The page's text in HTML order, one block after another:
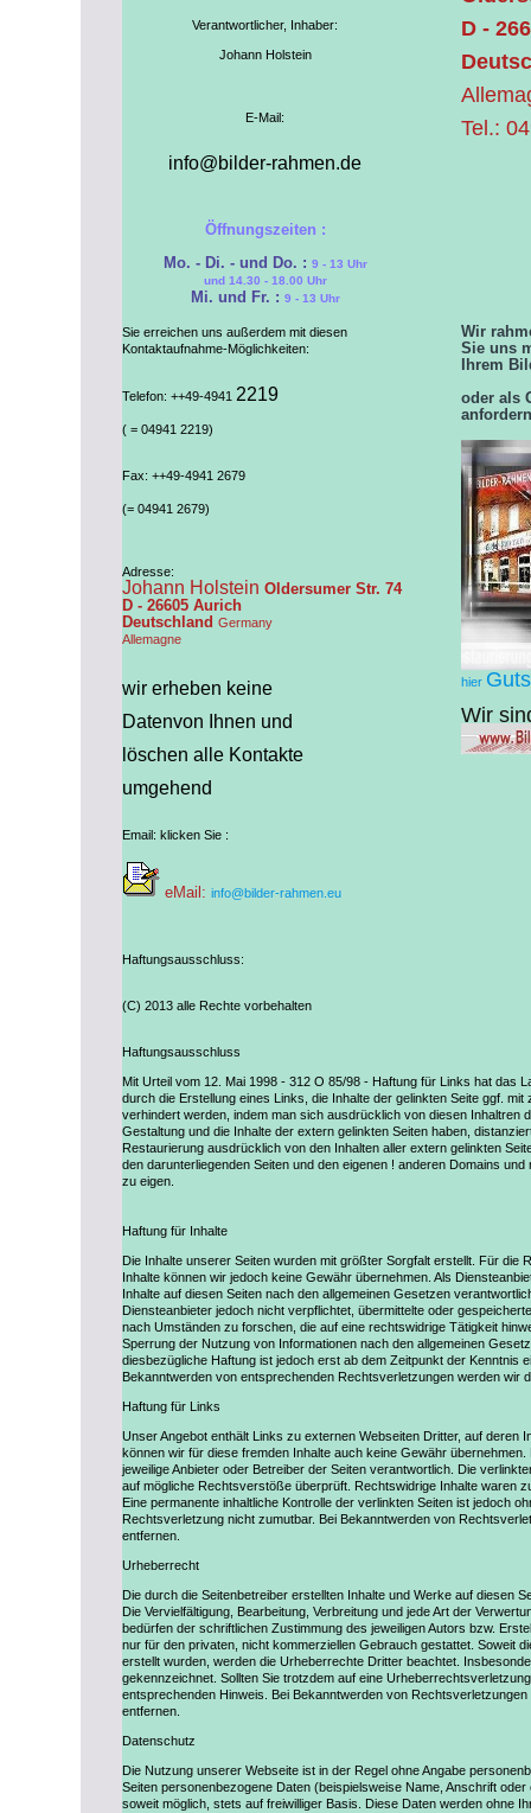
Verantwortlicher, Inhaber:
Johann Holstein
E-Mail:
info@bilder-rahmen.de
Öffnungszeiten :
Mo. - Di. - und Do. : 9 - 13 Uhr
und 14.30 - 18.00 Uhr
Mi. und Fr. : 9 - 13 Uhr
D -
Tel.:
Sie erreichen uns außerdem mit diesen
Kontaktaufnahme-Möglichkeiten:
Telefon: ++49-4941 2219
( = 04941 2219)
Fax: ++49-4941 2679
(= 04941 2679)
Adresse:
Johann Holstein Oldersumer Str. 74
D - 26605 Aurich
Deutschland Germany
Allemagne
wir erheben keine
Datenvon Ihnen und
löschen alle Kontakte
umgehend
Email: klicken Sie :
eMail: info@bilder-rahmen.eu
Wir
Sie uns
Ihrem
oder als
anfordern
hier
Wir
Haftungsausschluss:
(C) 2013 alle Rechte vorbehalten
Haftungsausschluss
Mit Urteil vom 12. Mai 1998 - 312 O 85/98 - Haftung für Links hat das
durch die Erstellung eines Links, die Inhalte der gelinkten Seite ggf.
verhindert werden, indem man sich ausdrücklich von diesen Inhaltren
Gestaltung und die Inhalte der extern gelinkten Seiten haben,
Restaurierung ausdrücklich von den Inhalten aller extern gelinkten
den darunterliegenden Seiten und den eigenen ! anderen Domains
zu eigen.
Haftung für Inhalte
Die Inhalte unserer Seiten wurden mit größter Sorgfalt erstellt. Für die
Inhalte können wir jedoch keine Gewähr übernehmen. Als
Inhalte auf diesen Seiten nach den allgemeinen Gesetzen
Diensteanbieter jedoch nicht verpflichtet, übermittelte oder
nach Umständen zu forschen, die auf eine rechtswidrige Tätigkeit
Sperrung der Nutzung von Informationen nach den allgemeinen
diesbezügliche Haftung ist jedoch erst ab dem Zeitpunkt der Kenntnis
Bekanntwerden von entsprechenden Rechtsverletzungen werden wir
Haftung für Links
Unser Angebot enthält Links zu externen Webseiten Dritter, auf deren
können wir für diese fremden Inhalte auch keine Gewähr
jeweilige Anbieter oder Betreiber der Seiten verantwortlich. Die
auf mögliche Rechtsverstöße überprüft. Rechtswidrige Inhalte waren
Eine permanente inhaltliche Kontrolle der verlinkten Seiten ist jedoch
Rechtsverletzung nicht zumutbar. Bei Bekanntwerden von
entfernen.
Urheberrecht
Die durch die Seitenbetreiber erstellten Inhalte und Werke auf diesen
Die Vervielfältigung, Bearbeitung, Verbreitung und jede Art der
bedürfen der schriftlichen Zustimmung des jeweiligen Autors bzw.
nur für den privaten, nicht kommerziellen Gebrauch gestattet. Soweit
erstellt wurden, werden die Urheberrechte Dritter beachtet.
gekennzeichnet. Sollten Sie trotzdem auf eine
entsprechenden Hinweis. Bei Bekanntwerden von
entfernen.
Datenschutz
Die Nutzung unserer Webseite ist in der Regel ohne Angabe
Seiten personenbezogene Daten (beispielsweise Name, Anschrift
soweit möglich, stets auf freiwilliger Basis. Diese Daten werden ohne